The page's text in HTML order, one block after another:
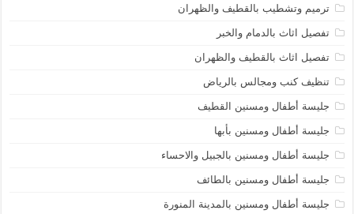
ترميم وتشطيب بالقطيف والظهران
تفصيل اثاث بالدمام والخبر
تفصيل اثاث بالقطيف والظهران
تنظيف كنب ومجالس بالرياض
جليسة أطفال ومسنين القطيف
جليسة أطفال ومسنين بأبها
جليسة أطفال ومسنين بالجبيل والاحساء
جليسة أطفال ومسنين بالطائف
جليسة أطفال ومسنين بالمدينة المنورة